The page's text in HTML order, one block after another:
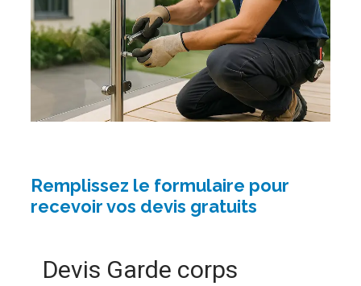
Remplissez le formulaire pour
recevoir vos devis gratuits
Devis Garde corps